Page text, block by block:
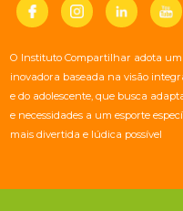
O Instituto Compartilhar adota
inovadora baseada na visão
e do adolescente, que busca
e necessidades a um esporte
mais divertida e lúdica possível